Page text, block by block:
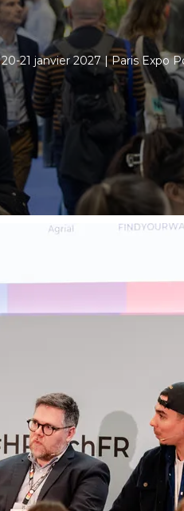
20-21 janvier 2027 | Paris Expo